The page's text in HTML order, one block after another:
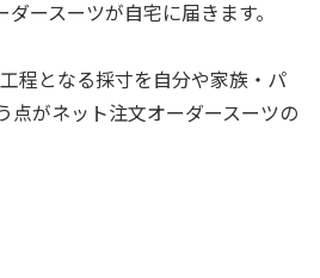
ースーツが自宅に届きます。
程となる採寸を自分や家族・パ
点がネット注文オーダースーツの